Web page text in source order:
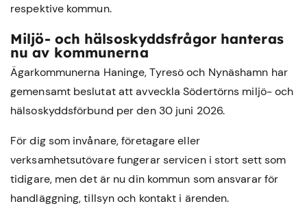
respektive kommun.
Miljö- och hälsoskyddsfrågor hanteras
nu av kommunerna
Ägarkommunerna Haninge, Tyresö och Nynäshamn har
gemensamt beslutat att avveckla Södertörns miljö- och
hälsoskyddsförbund per den 30 juni 2026.
För dig som invånare, företagare eller
verksamhetsutövare fungerar servicen i stort sett som
tidigare, men det är nu din kommun som ansvarar för
handläggning, tillsyn och kontakt i ärenden.